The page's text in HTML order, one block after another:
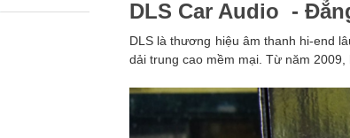
DLS Car Audio -
DLS là thương hiệu âm thanh hi-end
dải trung cao mềm mại. Từ năm